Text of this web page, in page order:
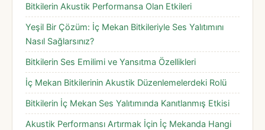
Bitkilerin Akustik Performansa Olan Etkileri
Yeşil Bir Çözüm: İç Mekan Bitkileriyle Ses Yalıtımını
Nasıl Sağlarsınız?
Bitkilerin Ses Emilimi ve Yansıtma Özellikleri
İç Mekan Bitkilerinin Akustik Düzenlemelerdeki Rolü
Bitkilerin İç Mekan Ses Yalıtımında Kanıtlanmış Etkisi
Akustik Performansı Artırmak İçin İç Mekanda Hangi